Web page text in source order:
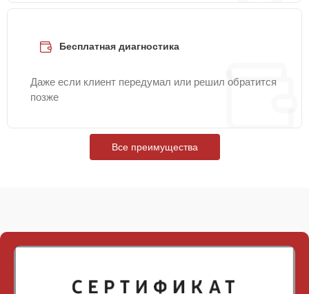
Бесплатная диагностика
Даже если клиент передумал или решил обратится
позже
Все преимущества